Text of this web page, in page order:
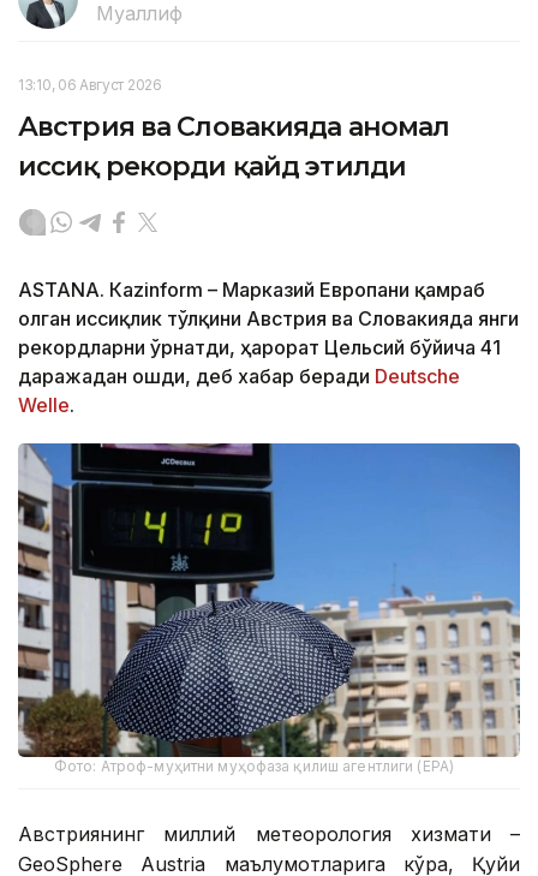
Муаллиф
13:10, 06 Август 2026
Австрия ва Словакияда аномал
иссиқ рекорди қайд этилди
ASTANА. Кazinform – Марказий Европани қамраб
олган иссиқлик тўлқини Австрия ва Словакияда янги
рекордларни ўрнатди, ҳарорат Цельсий бўйича 41
даражадан ошди, деб хабар беради Deutsche
Welle.
Фото: Атроф-муҳитни муҳофаза қилиш агентлиги (EPA)
Австриянинг миллий метеорология хизмати –
GeoSphere Austria маълумотларига кўра, Қуйи